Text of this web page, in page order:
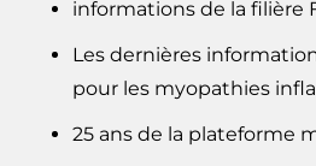
informations de la filière
Les dernières
pour les myopathies
25 ans de la plateforme